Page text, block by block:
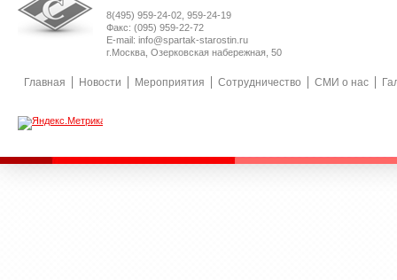
8(495) 959-24-02, 959-24-19
Факс: (095) 959-22-72
E-mail: info@spartak-starostin.ru
г.Москва, Озерковская набережная, 50
Главная Новости Мероприятия Сотрудничество СМИ о нас